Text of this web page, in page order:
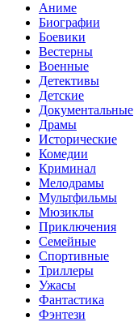
Аниме
Биографии
Боевики
Вестерны
Военные
Детективы
Детские
Документальные
Драмы
Исторические
Комедии
Криминал
Мелодрамы
Мультфильмы
Мюзиклы
Приключения
Семейные
Спортивные
Триллеры
Ужасы
Фантастика
Фэнтези